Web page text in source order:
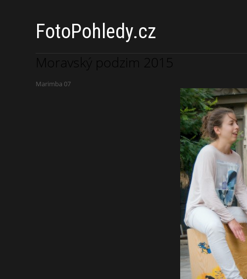
FotoPohledy.cz
Moravský podzim 2015
Marimba 07